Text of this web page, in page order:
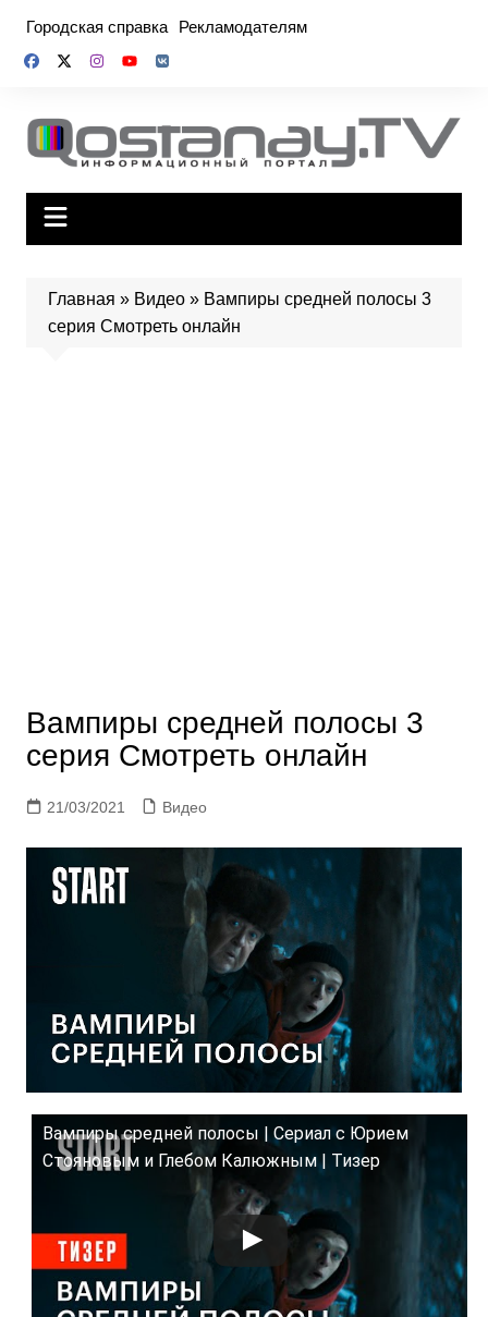
содержимому
Городская справка Рекламодателям
Главная » Видео» Вампиры средней полосы 3
серия Смотреть онлайн
Вампиры средней полосы 3
серия Смотреть онлайн
21/03/2021 Видео
Вампиры средней полосы | Сериал с Юрием
Стояновым и Глебом Калюжным | Тизер